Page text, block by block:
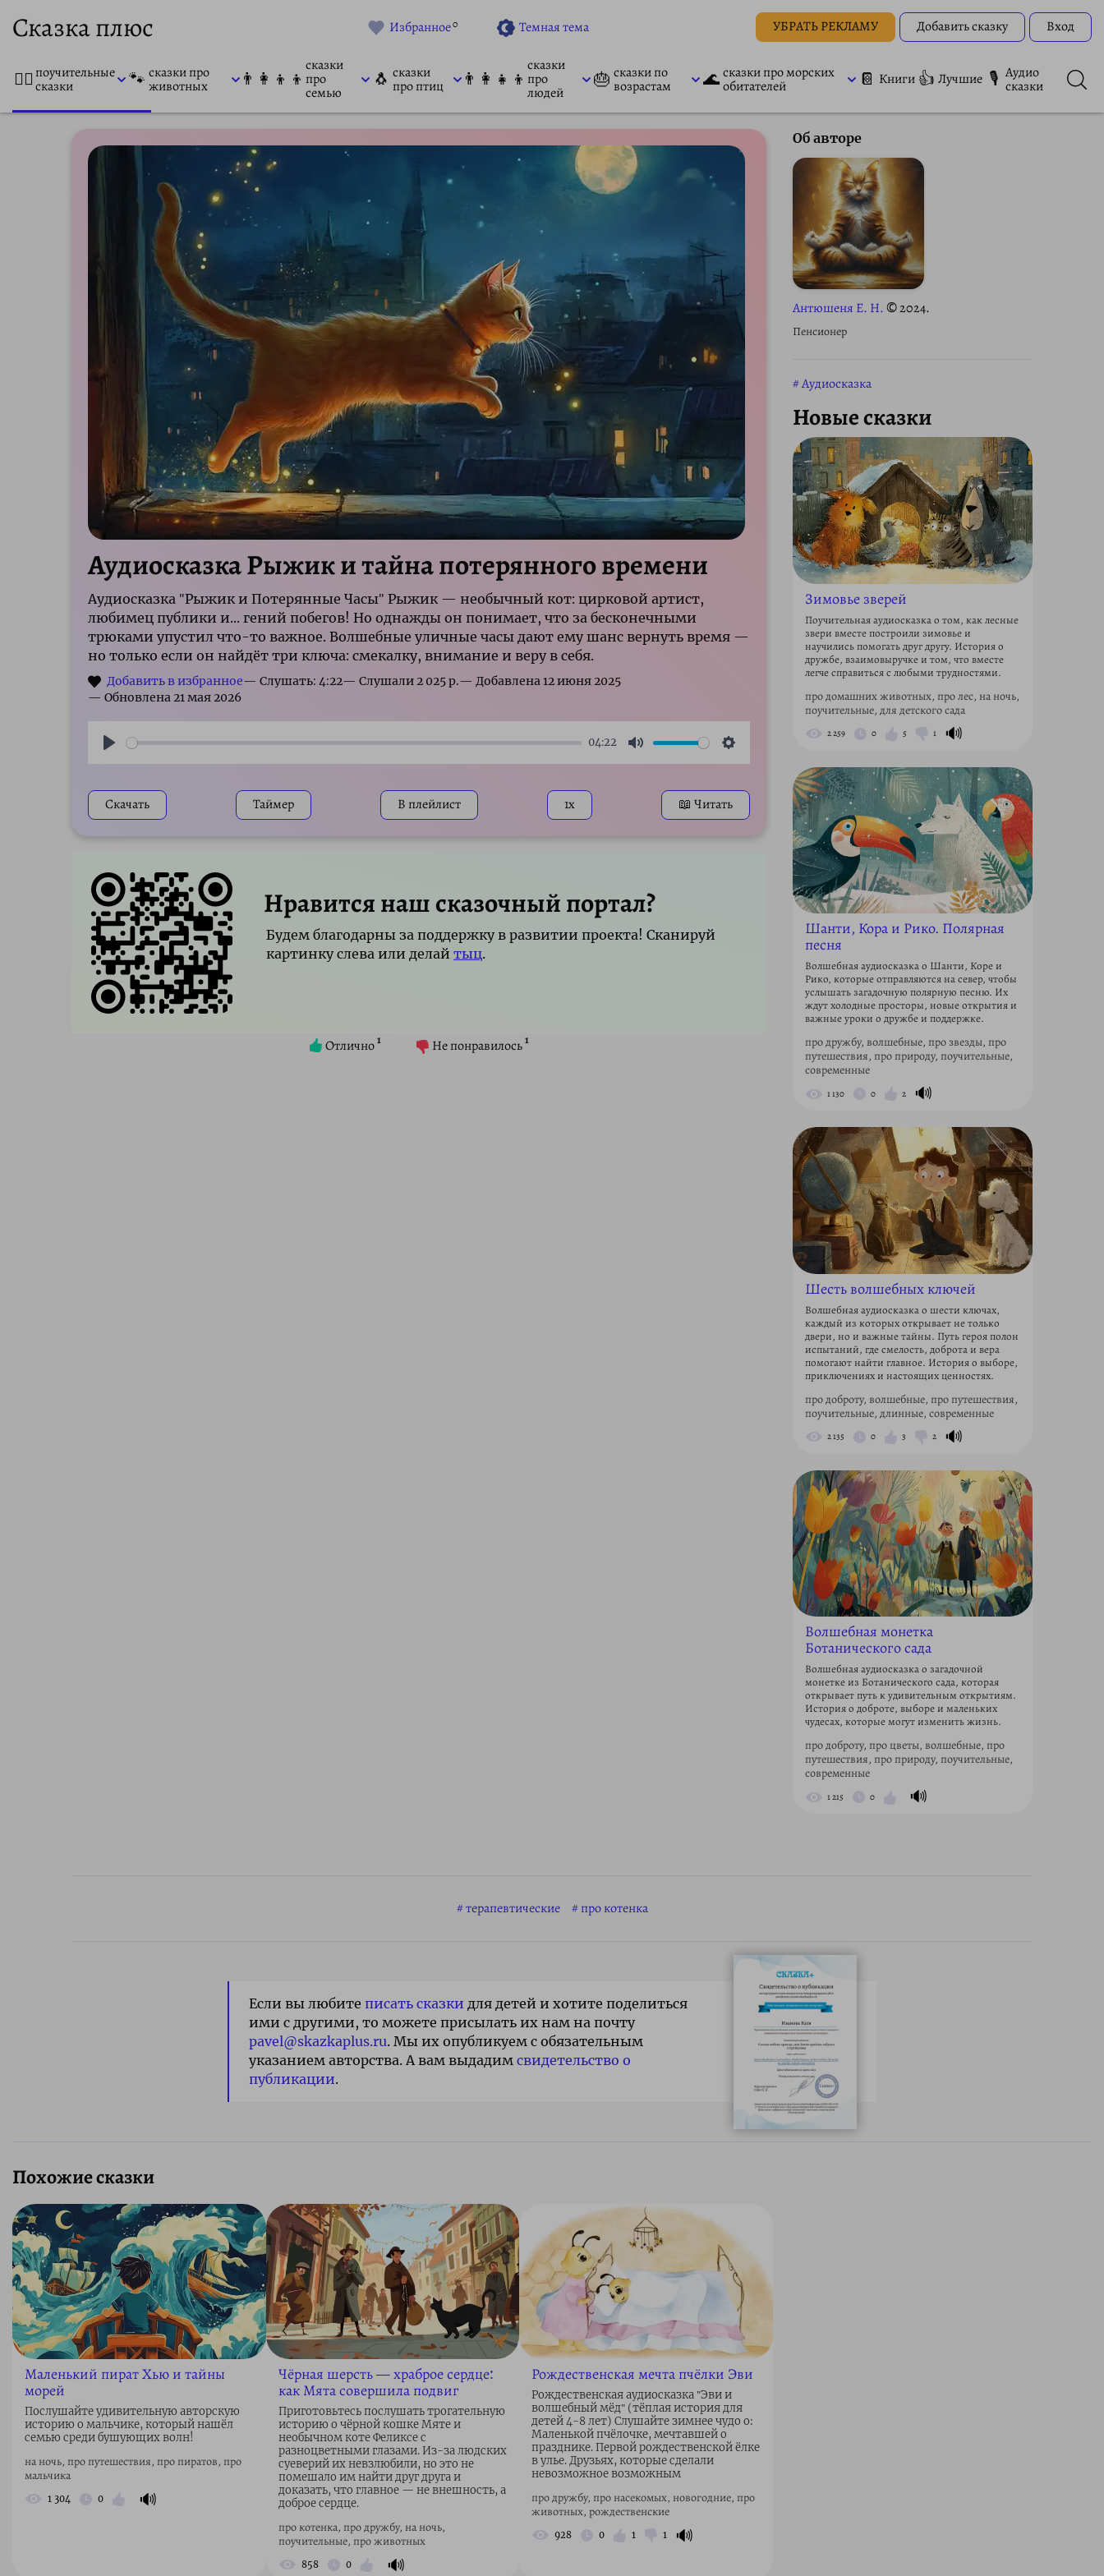
Сказка плюс Избранное0 Темная тема УБРАТЬ РЕКЛАМУ Добавить сказку Вход
👨‍⚕️поучительные
сказки 🐾 сказки про
животных 👨‍👩‍👦‍👦
сказки
про
семью
🐧 сказки
про птиц 👨‍👩‍👧‍👦
сказки
про
людей
🎂 сказки по
возрастам 🌊сказки про морских
обитателей 📔 Книги 👍 Лучшие 🎙 Аудио
сказки
Аудиосказка Рыжик и тайна потерянного времени
Аудиосказка "Рыжик и Потерянные Часы" Рыжик — необычный кот: цирковой артист,
любимец публики и... гений побегов! Но однажды он понимает, что за бесконечными
трюками упустил что-то важное. Волшебные уличные часы дают ему шанс вернуть время —
но только если он найдёт три ключа: смекалку, внимание и веру в себя.
— Слушать: 4:22 р.
04:22
Mute Settings
Скачать Таймер В плейлист 1x 📖 Читать
Нравится наш сказочный портал?
Будем благодарны за поддержку в развитии проекта! Сканируй
картинку слева или делай тыц.
Отлично1 Не понравилось1
Об авторе
Антюшеня Е. Н.© 2024.
Пенсионер
Аудиосказка
Новые сказки
Зимовье зверей
Поучительная аудиосказка о том, как лесные
звери вместе построили зимовье и
научились помогать друг другу. История о
дружбе, взаимовыручке и том, что вместе
легче справиться с любыми трудностями.
про домашних животных, про лес, на ночь,
поучительные, для детского сада
2 259 0 5 1 🔊
Шанти, Кора и Рико. Полярная
песня
Волшебная аудиосказка о Шанти, Коре и
Рико, которые отправляются на север, чтобы
услышать загадочную полярную песню. Их
ждут холодные просторы, новые открытия и
важные уроки о дружбе и поддержке.
про дружбу, волшебные, про звезды, про
путешествия, про природу, поучительные,
современные
1 130 0 2 🔊
Шесть волшебных ключей
Волшебная аудиосказка о шести ключах,
каждый из которых открывает не только
двери, но и важные тайны. Путь героя полон
испытаний, где смелость, доброта и вера
помогают найти главное. История о выборе,
приключениях и настоящих ценностях.
про доброту, волшебные, про путешествия,
поучительные, длинные, современные
2 135 0 3 2 🔊
Волшебная монетка
Ботанического сада
Волшебная аудиосказка о загадочной
монетке из Ботанического сада, которая
открывает путь к удивительным открытиям.
История о доброте, выборе и маленьких
чудесах, которые могут изменить жизнь.
про доброту, про цветы, волшебные, про
путешествия, про природу, поучительные,
современные
1 215 0 🔊
терапевтические про котенка
Если вы любите писать сказки для детей и хотите поделиться
ими с другими, то можете присылать их нам на почту
pavel@skazkaplus.ru. Мы их опубликуем с обязательным
указанием авторства. А вам выдадим свидетельство о
публикации.
Похожие сказки
Маленький пират Хью и тайны
морей
Послушайте удивительную авторскую
историю о мальчике, который нашёл
семью среди бушующих волн!
на ночь, про путешествия, про пиратов, про
мальчика
1 304 0 🔊
Чёрная шерсть — храброе сердце:
как Мята совершила подвиг
Приготовьтесь послушать трогательную
историю о чёрной кошке Мяте и
необычном коте Феликсе с
разноцветными глазами. Из-за людских
суеверий их невзлюбили, но это не
помешало им найти друг друга и
доказать, что главное — не внешность, а
доброе сердце.
про котенка, про дружбу, на ночь,
поучительные, про животных
858 0 🔊
Рождественская мечта пчёлки Эви
Рождественская аудиосказка "Эви и
волшебный мёд" (тёплая история для
детей 4-8 лет) Слушайте зимнее чудо о:
Маленькой пчёлочке, мечтавшей о
празднике. Первой рождественской ёлке
в улье. Друзьях, которые сделали
невозможное возможным
про дружбу, про насекомых, новогодние, про
животных, рождественские
928 0 1 1 🔊